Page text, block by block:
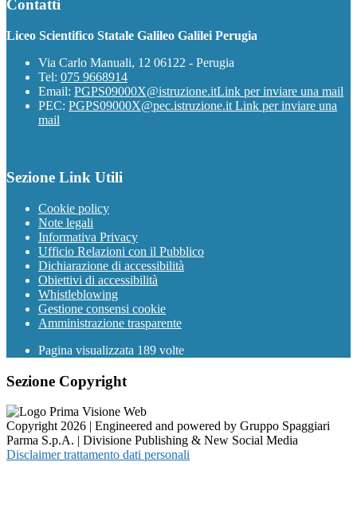
Contatti
Liceo Scientifico Statale Galileo Galilei Perugia
Via Carlo Manuali, 12 06122 - Perugia
Tel: 075 9668914
Email: PGPS09000X@istruzione.itLink per inviare una mail
PEC: PGPS09000X@pec.istruzione.it Link per inviare una
mail
Sezione Link Utili
Cookie policy
Note legali
Informativa Privacy
Ufficio Relazioni con il Pubblico
Dichiarazione di accessibilità
Obiettivi di accessibilità
Whistleblowing
Gestione consensi cookie
Amministrazione trasparente
Pagina visualizzata 189 volte
Sezione Copyright
Copyright 2026 | Engineered and powered by Gruppo Spaggiari
Parma S.p.A. | Divisione Publishing & New Social Media
Disclaimer trattamento dati personali